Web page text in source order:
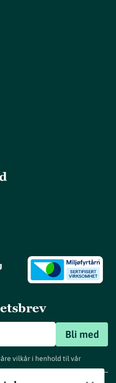
Bli med
vilkår i henhold til vår